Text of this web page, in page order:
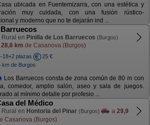
ubicada en Fuentemizarra, con una estética y
muy cuidada, con una fusión rústico-
y moderno que no te dejarán ind ...
Rural en Pinilla de Los Barruecos (Burgos)
28,6 km de Casanova (Burgos)
18+2 plazas
25 €
km de Burgos
Los Barruecos consta de zona común de 80 m con
comedor, amplio salón, aseo y sala de juegos.
al mínimo detalle por profesio ...
del Médico
Rural en Hontoria del Pinar (Burgos) a 29,9
Casanova (Burgos)